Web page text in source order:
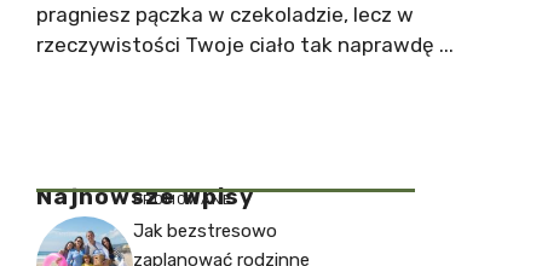
pragniesz pączka w czekoladzie, lecz w
rzeczywistości Twoje ciało tak naprawdę ...
Najnowsze Wpisy
PROMOWANE
Jak bezstresowo
zaplanować rodzinne